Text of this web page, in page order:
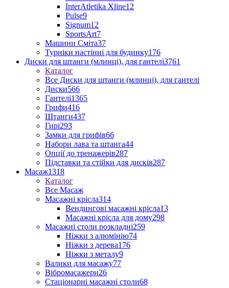
InterAtletika Xline12
Pulse9
Signum12
SportsArt7
Машини Сміта37
Турніки настінні для будинку176
Диски для штанги (млинці), для гантелі3761
Каталог
Все Диски для штанги (млинці), для гантелі
Диски566
Гантелі1365
Грифи416
Штанги437
Гирі293
Замки для грифів66
Набори лава та штанга44
Опції до тренажерів287
Підставки та стійки для дисків287
Масаж1318
Каталог
Все Масаж
Масажні крісла314
Вендингові масажні крісла13
Масажні крісла для дому298
Масажні столи розкладні259
Ніжки з алюмінію74
Ніжки з дерева176
Ніжки з металу9
Валики для масажу77
Вібромасажери26
Стаціонарні масажні столи68